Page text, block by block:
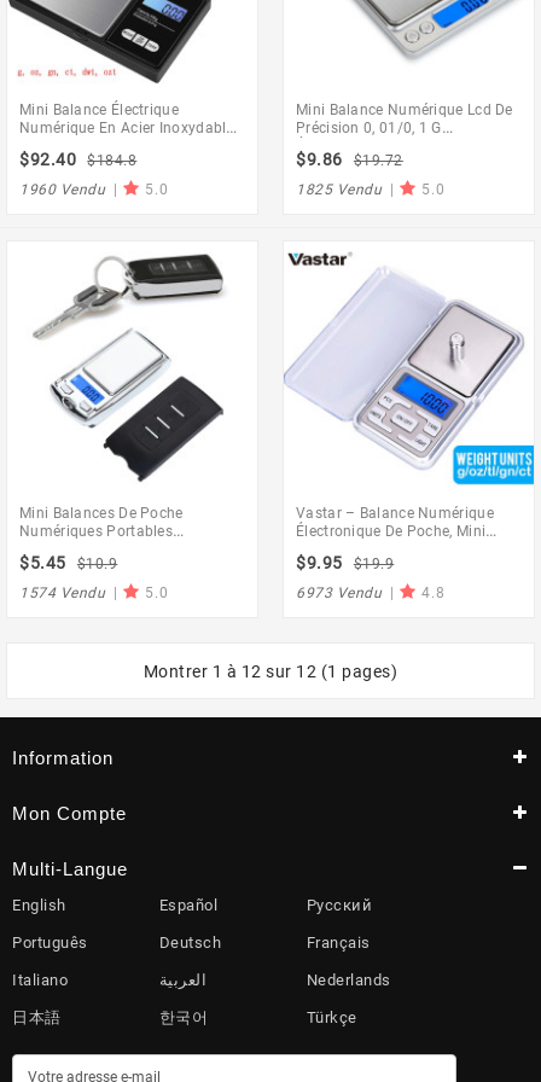
Mini Balance Électrique
Numérique En Acier Inoxydable,
Grammage De L'Or, Bascule
Portable, Balances De Poches
$92.40
$184.8
1960 Vendu | 5.0
Mini Balance Numérique Lcd De
Précision 0, 01/0, 1 G
La Cuisson Du Thé, 500/3000G
$9.86
$19.72
1825 Vendu | 5.0
Mini Balances De Poche
Numériques Portables
En Or Sterling, Poids En
Grammes
$5.45
$10.9
1574 Vendu | 5.0
Vastar – Balance Numérique
Électronique De Poche, Mini
200 G 300 G 500 X 0 01 G 0, 1G
$9.95
$19.9
6973 Vendu | 4.8
Montrer 1 à 12 sur 12 (1 pages)
Information
Mon Compte
Multi-Langue
English Español Русский
Português Deutsch Français
Italiano العربية Nederlands
日本語 한국어 Türkçe